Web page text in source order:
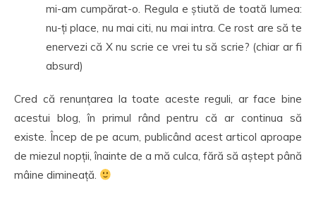
mi-am cumpărat-o. Regula e știută de toată lumea:
nu-ți place, nu mai citi, nu mai intra. Ce rost are să te
enervezi că X nu scrie ce vrei tu să scrie? (chiar ar fi
absurd)
Cred că renunțarea la toate aceste reguli, ar face bine
acestui blog, în primul rând pentru că ar continua să
existe. Încep de pe acum, publicând acest articol aproape
de miezul nopții, înainte de a mă culca, fără să aștept până
mâine dimineață.